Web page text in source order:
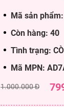
Mã sản
Còn hàng: 40
Tình trạng:
Mã MPN:
1.000.000 Đ